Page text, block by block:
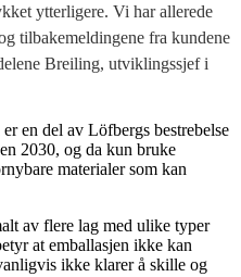
ytterligere. Vi har allerede
tilbakemeldingene fra kundene
Breiling, utviklingssjef i
en del av Löfbergs bestrebelse
2030, og da kun bruke
materialer som kan
av flere lag med ulike typer
at emballasjen ikke kan
ikke klarer å skille og